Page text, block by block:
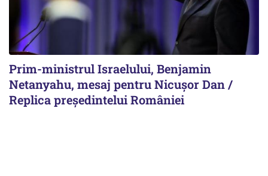
Prim-ministrul Israelului, Benjamin
Netanyahu, mesaj pentru Nicușor Dan /
Replica președintelui României